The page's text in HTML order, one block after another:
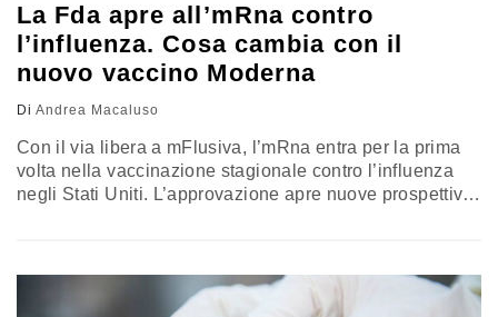
La Fda apre all’mRna contro
l’influenza. Cosa cambia con il
nuovo vaccino Moderna
Di Andrea Macaluso
Con il via libera a mFlusiva, l’mRna entra per la prima
volta nella vaccinazione stagionale contro l’influenza
negli Stati Uniti. L’approvazione apre nuove prospettive
con il professor Ciccozzi